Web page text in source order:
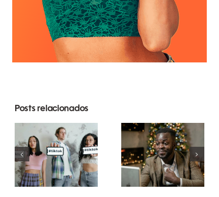
Posts relacionados
Melhores
aplicativos
de edição
de vídeo
para criar
obras-
Como
ocultar
seguidores
no LinkedIn
para manter
a